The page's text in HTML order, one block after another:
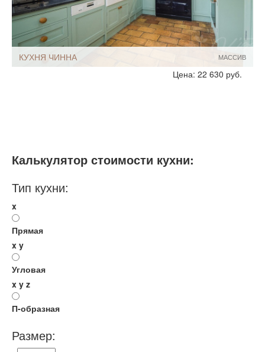
МАССИВ
КУХНЯ ЧИННА
Цена: 22 630 руб.
Калькулятор стоимости кухни:
Тип кухни:
x
Прямая
x y
Угловая
x y z
П-образная
Размер: